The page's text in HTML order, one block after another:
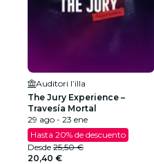
Auditori l’illa
The Jury Experience –
Travesía Mortal
29 ago - 23 ene
Hasta 20% de descuento
Desde 25,50 €
20,40 €